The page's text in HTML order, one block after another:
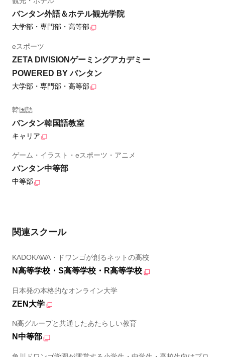
バンタン外語＆ホテル観光学院
大学部・専門部・高等部
eスポーツ
ZETA DIVISIONゲーミングアカデミー
POWERED BY バンタン
大学部・専門部・高等部
韓国語
バンタン韓国語教室
キャリア
ゲーム・イラスト・eスポーツ・アニメ
バンタン中等部
中等部
関連スクール
KADOKAWA・ドワンゴが創るネットの高校
N高等学校・S高等学校・R高等学校
日本発の本格的なオンライン大学
ZEN大学
N高グループと共通したあたらしい教育
N中等部